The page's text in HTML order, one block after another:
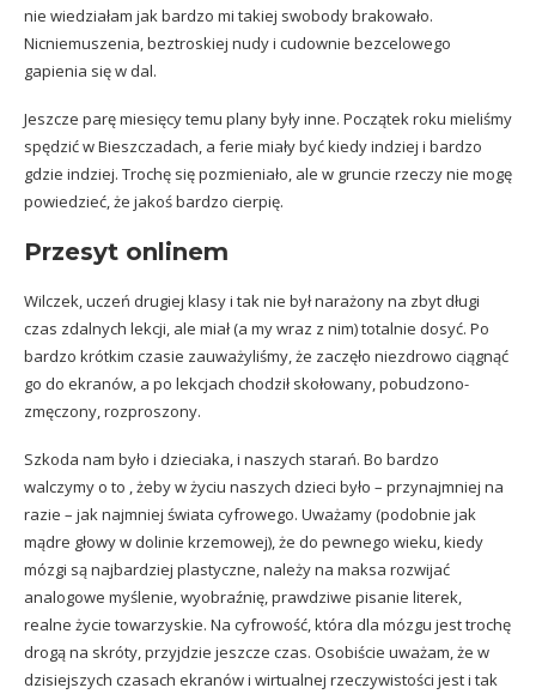
nie wiedziałam jak bardzo mi takiej swobody brakowało.
Nicniemuszenia, beztroskiej nudy i cudownie bezcelowego
gapienia się w dal.
Jeszcze parę miesięcy temu plany były inne. Początek roku mieliśmy
spędzić w Bieszczadach, a ferie miały być kiedy indziej i bardzo
gdzie indziej. Trochę się pozmieniało, ale w gruncie rzeczy nie mogę
powiedzieć, że jakoś bardzo cierpię.
Przesyt onlinem
Wilczek, uczeń drugiej klasy i tak nie był narażony na zbyt długi
czas zdalnych lekcji, ale miał (a my wraz z nim) totalnie dosyć. Po
bardzo krótkim czasie zauważyliśmy, że zaczęło niezdrowo ciągnąć
go do ekranów, a po lekcjach chodził skołowany, pobudzono-
zmęczony, rozproszony.
Szkoda nam było i dzieciaka, i naszych starań. Bo bardzo
walczymy o to , żeby w życiu naszych dzieci było – przynajmniej na
razie – jak najmniej świata cyfrowego. Uważamy (podobnie jak
mądre głowy w dolinie krzemowej), że do pewnego wieku, kiedy
mózgi są najbardziej plastyczne, należy na maksa rozwijać
analogowe myślenie, wyobraźnię, prawdziwe pisanie literek,
realne życie towarzyskie. Na cyfrowość, która dla mózgu jest trochę
drogą na skróty, przyjdzie jeszcze czas. Osobiście uważam, że w
dzisiejszych czasach ekranów i wirtualnej rzeczywistości jest i tak